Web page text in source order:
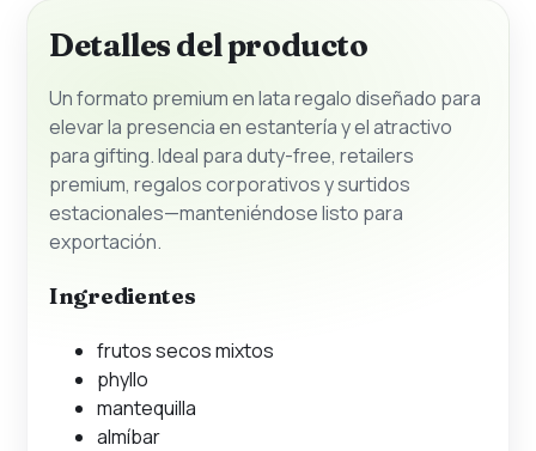
Detalles del producto
Un formato premium en lata regalo diseñado para
elevar la presencia en estantería y el atractivo
para gifting. Ideal para duty-free, retailers
premium, regalos corporativos y surtidos
estacionales—manteniéndose listo para
exportación.
Ingredientes
frutos secos mixtos
phyllo
mantequilla
almíbar